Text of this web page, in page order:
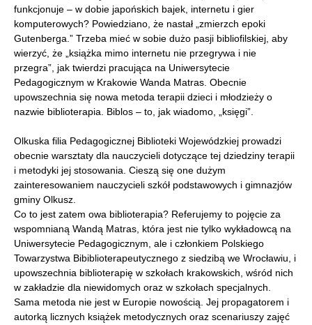
funkcjonuje – w dobie japońskich bajek, internetu i gier
komputerowych? Powiedziano, że nastał „zmierzch epoki
Gutenberga.” Trzeba mieć w sobie dużo pasji bibliofilskiej, aby
wierzyć, że „książka mimo internetu nie przegrywa i nie
przegra”, jak twierdzi pracująca na Uniwersytecie
Pedagogicznym w Krakowie Wanda Matras. Obecnie
upowszechnia się nowa metoda terapii dzieci i młodzieży o
nazwie biblioterapia. Biblos – to, jak wiadomo, „księgi”.
Olkuska filia Pedagogicznej Biblioteki Wojewódzkiej prowadzi
obecnie warsztaty dla nauczycieli dotyczące tej dziedziny terapii
i metodyki jej stosowania. Cieszą się one dużym
zainteresowaniem nauczycieli szkół podstawowych i gimnazjów
gminy Olkusz.
Co to jest zatem owa biblioterapia? Referujemy to pojęcie za
wspomnianą Wandą Matras, która jest nie tylko wykładowcą na
Uniwersytecie Pedagogicznym, ale i członkiem Polskiego
Towarzystwa Bibiblioterapeutycznego z siedzibą we Wrocławiu, i
upowszechnia biblioterapię w szkołach krakowskich, wśród nich
w zakładzie dla niewidomych oraz w szkołach specjalnych.
Sama metoda nie jest w Europie nowością. Jej propagatorem i
autorką licznych książek metodycznych oraz scenariuszy zajęć